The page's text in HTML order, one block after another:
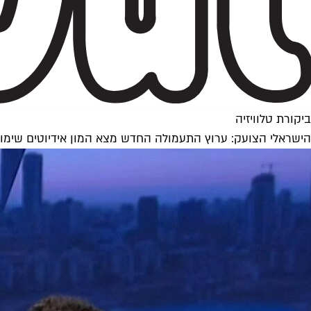
ביקורת טלוויזיה
הישראלי הצועק: ערוץ התעמולה החדש מצא המון אידיוטים